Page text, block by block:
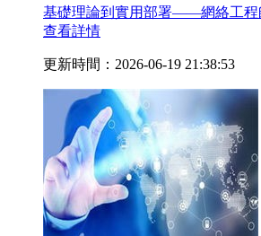
基礎理論到實用部署——網絡工程
查看詳情
更新時間：2026-06-19 21:38:53